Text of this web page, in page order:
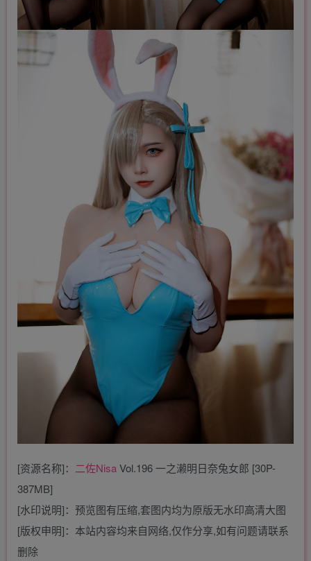
[资源名称]： 二佐NisaVol.196 一之濑明日奈兔女郎 [30P-
387MB]
[水印说明]：预览图有压缩,套图内均为原版无水印高清大图
[版权申明]：本站内容均来自网络,仅作分享,如有问题请联系
删除